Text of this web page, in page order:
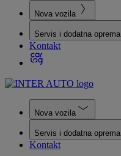
Nova vozila
Servis i dodatna oprema
Kontakt
Nova vozila
Servis i dodatna oprema
Kontakt